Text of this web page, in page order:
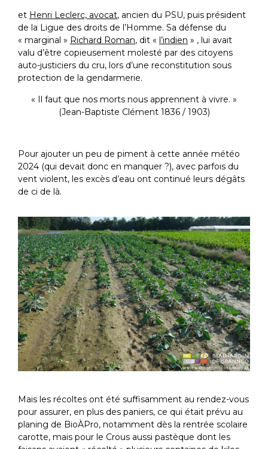
et Henri Leclerc, avocat, ancien du PSU, puis président
de la Ligue des droits de l’Homme. Sa défense du
« marginal » Richard Roman, dit « l’indien » , lui avait
valu d’être copieusement molesté par des citoyens
auto-justiciers du cru, lors d’une reconstitution sous
protection de la gendarmerie.
« Il faut que nos morts nous apprennent à vivre. »
(Jean-Baptiste Clément 1836 / 1903)
Pour ajouter un peu de piment à cette année météo
2024 (qui devait donc en manquer ?), avec parfois du
vent violent, les excès d’eau ont continué leurs dégâts
de ci de là.
Mais les récoltes ont été suffisamment au rendez-vous
pour assurer, en plus des paniers, ce qui était prévu au
planing de BioÀPro, notamment dès la rentrée scolaire
carotte, mais pour le Crous aussi pastèque dont les